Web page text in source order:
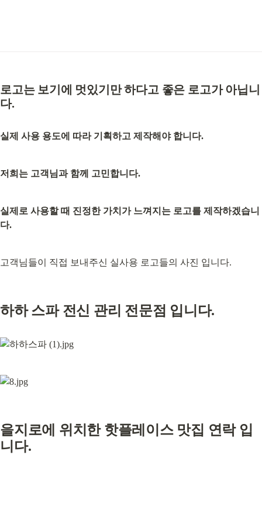
로고는 보기에 멋있기만 하다고 좋은 로고가 아닙니
다.
실제 사용 용도에 따라 기획하고 제작해야 합니다.
저희는 고객님과 함께 고민합니다.
실제로 사용할 때 진정한 가치가 느껴지는 로고를 제작하겠습니
다.
고객님들이 직접 보내주신 실사용 로고들의 사진 입니다.
하하 스파 전신 관리 전문점 입니다.
을지로에 위치한 핫플레이스 맛집 연락 입
니다.